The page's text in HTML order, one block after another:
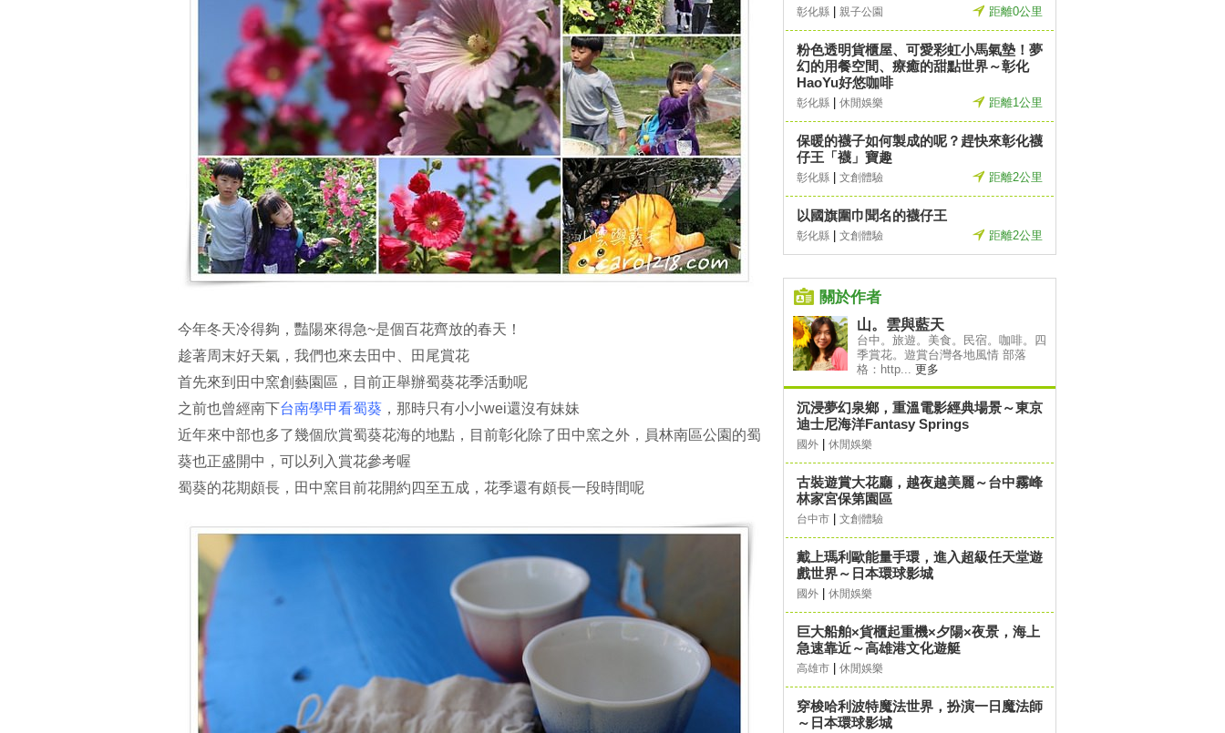
今年冬天冷得夠，豔陽來得急~是個百花齊放的春天！
趁著周末好天氣，我們也來去田中、田尾賞花
首先來到田中窯創藝園區，目前正舉辦蜀葵花季活動呢
之前也曾經南下台南學甲看蜀葵 ，那時只有小小wei還沒有妹妹
近年來中部也多了幾個欣賞蜀葵花海的地點，目前彰化除了田中窯之外，員林南區公園的蜀
葵也正盛開中，可以列入賞花參考喔
蜀葵的花期頗長，田中窯目前花開約四至五成，花季還有頗長一段時間呢
彰化縣 親子公園 距離0公里
粉色透明貨櫃屋、可愛彩虹小馬氣墊！夢
幻的用餐空間、療癒的甜點世界～彰化
HaoYu好悠咖啡
彰化縣 休閒娛樂 距離1公里
保暖的襪子如何製成的呢？趕快來彰化襪
仔王「襪」寶趣
彰化縣 文創體驗 距離2公里
以國旗圍巾聞名的襪仔王
彰化縣 文創體驗 距離2公里
關於作者
山。雲與藍天
台中。旅遊。美食。民宿。咖啡。四
季賞花。遊賞台灣各地風情 部落
格：http... 更多
沉浸夢幻泉鄉，重溫電影經典場景～東京
迪士尼海洋Fantasy Springs
國外 休閒娛樂
古裝遊賞大花廳，越夜越美麗～台中霧峰
林家宮保第園區
台中市 文創體驗
戴上瑪利歐能量手環，進入超級任天堂遊
戲世界～日本環球影城
國外 休閒娛樂
巨大船舶×貨櫃起重機×夕陽×夜景，海上
急速靠近～高雄港文化遊艇
高雄市 休閒娛樂
穿梭哈利波特魔法世界，扮演一日魔法師
～日本環球影城